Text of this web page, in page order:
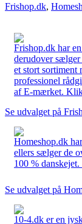
Frishop.dk,
Frishop.dk har
derudover sælger
et stort sortiment
professionel
af E-mærket. Klik
Se udvalget på
Homeshop.dk
ellers sælger de
100 %
Se udvalget på
10-4.dk er en